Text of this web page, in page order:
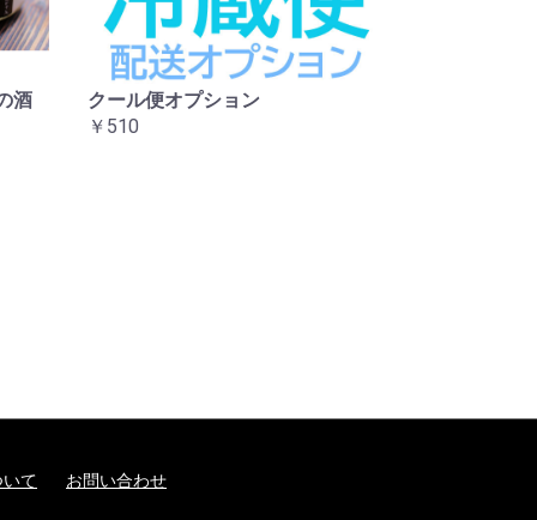
酒
クール便オプション
￥510
て お問い合わせ